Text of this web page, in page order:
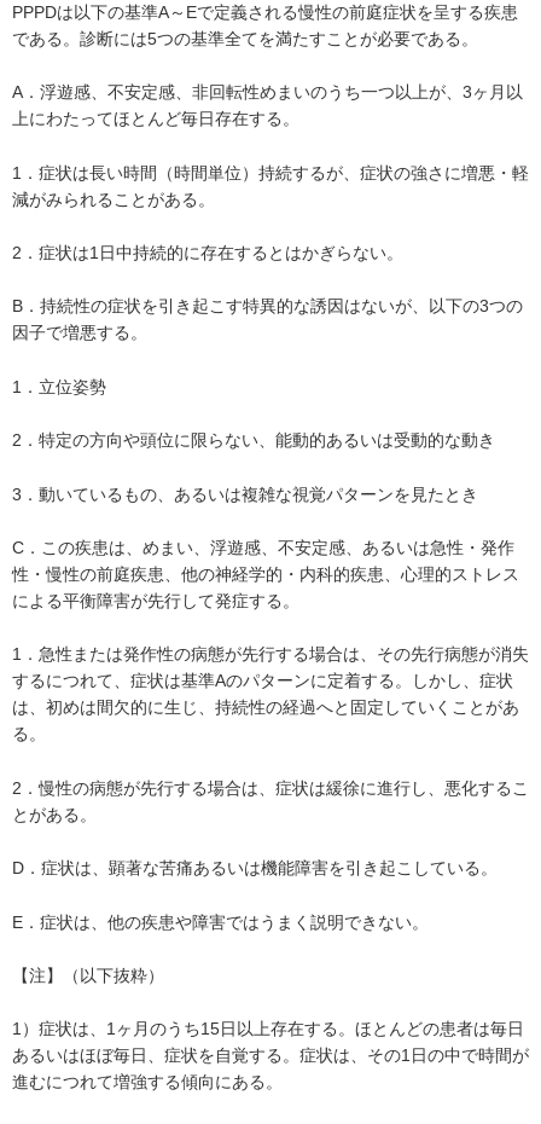
PPPDは以下の基準A～Eで定義される慢性の前庭症状を呈する疾患
である。診断には5つの基準全てを満たすことが必要である。
A．浮遊感、不安定感、非回転性めまいのうち一つ以上が、3ヶ月以
上にわたってほとんど毎日存在する。
1．症状は長い時間（時間単位）持続するが、症状の強さに増悪・軽
減がみられることがある。
2．症状は1日中持続的に存在するとはかぎらない。
B．持続性の症状を引き起こす特異的な誘因はないが、以下の3つの
因子で増悪する。
1．立位姿勢
2．特定の方向や頭位に限らない、能動的あるいは受動的な動き
3．動いているもの、あるいは複雑な視覚パターンを見たとき
C．この疾患は、めまい、浮遊感、不安定感、あるいは急性・発作
性・慢性の前庭疾患、他の神経学的・内科的疾患、心理的ストレス
による平衡障害が先行して発症する。
1．急性または発作性の病態が先行する場合は、その先行病態が消失
するにつれて、症状は基準Aのパターンに定着する。しかし、症状
は、初めは間欠的に生じ、持続性の経過へと固定していくことがあ
る。
2．慢性の病態が先行する場合は、症状は緩徐に進行し、悪化するこ
とがある。
D．症状は、顕著な苦痛あるいは機能障害を引き起こしている。
E．症状は、他の疾患や障害ではうまく説明できない。
【注】（以下抜粋）
1）症状は、1ヶ月のうち15日以上存在する。ほとんどの患者は毎日
あるいはほぼ毎日、症状を自覚する。症状は、その1日の中で時間が
進むにつれて増強する傾向にある。